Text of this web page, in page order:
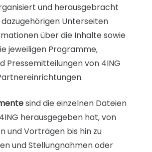
und herausgebracht
Unterseiten
über die Inhalte sowie
jeweiligen Programme,
Pressemitteilungen von 4ING
sind die einzelnen Dateien
herausgegeben hat, von
und Vorträgen bis hin zu
und Stellungnahmen oder